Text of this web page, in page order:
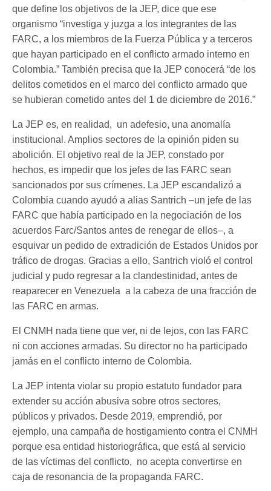
que define los objetivos de la JEP, dice que ese
organismo “investiga y juzga a los integrantes de las
FARC, a los miembros de la Fuerza Pública y a terceros
que hayan participado en el conflicto armado interno en
Colombia.” También precisa que la JEP conocerá “de los
delitos cometidos en el marco del conflicto armado que
se hubieran cometido antes del 1 de diciembre de 2016.”
La JEP es, en realidad, un adefesio, una anomalía
institucional. Amplios sectores de la opinión piden su
abolición. El objetivo real de la JEP, constado por
hechos, es impedir que los jefes de las FARC sean
sancionados por sus crímenes. La JEP escandalizó a
Colombia cuando ayudó a alias Santrich –un jefe de las
FARC que había participado en la negociación de los
acuerdos Farc/Santos antes de renegar de ellos–, a
esquivar un pedido de extradición de Estados Unidos por
tráfico de drogas. Gracias a ello, Santrich violó el control
judicial y pudo regresar a la clandestinidad, antes de
reaparecer en Venezuela a la cabeza de una fracción de
las FARC en armas.
El CNMH nada tiene que ver, ni de lejos, con las FARC
ni con acciones armadas. Su director no ha participado
jamás en el conflicto interno de Colombia.
La JEP intenta violar su propio estatuto fundador para
extender su acción abusiva sobre otros sectores,
públicos y privados. Desde 2019, emprendió, por
ejemplo, una campaña de hostigamiento contra el CNMH
porque esa entidad historiográfica, que está al servicio
de las víctimas del conflicto, no acepta convertirse en
caja de resonancia de la propaganda FARC.